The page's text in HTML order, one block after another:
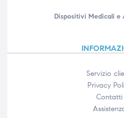
Dispositivi Medicali e
Servizio
Privacy
Contatti